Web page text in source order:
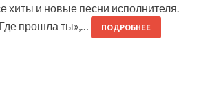
хиты и новые песни исполнителя.
прошла ты»,…
ПОДРОБНЕЕ